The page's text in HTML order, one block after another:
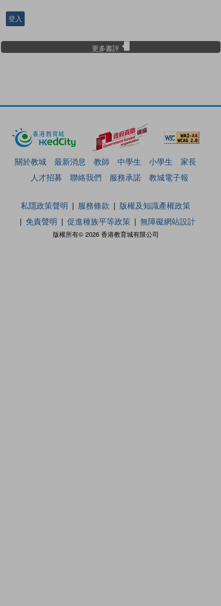
登入
更多書評
關於教城 最新消息 教師 中學生 小學生
家長
人才招募
聯絡我們 服務承諾 教城電子報
版權所有© 2026 香港教育城有限公司
私隱政策聲明 服務條款
版權及知識產權政策
免責聲明
促進種族平等政策 無障礙網站設計